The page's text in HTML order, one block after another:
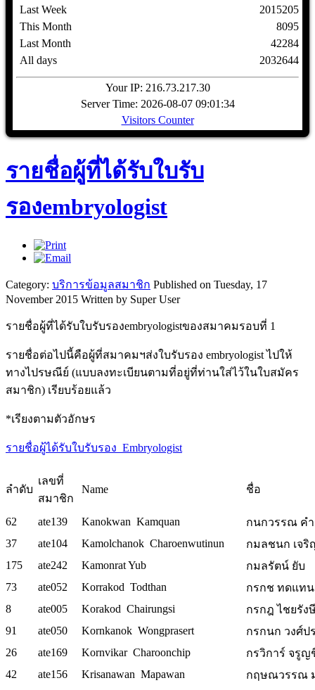
Last Week
This Month
Last Month
All days
2015205
8095
42284
2032644
Your IP: 216.73.217.30
Server Time: 2026-08-07 09:01:34
Visitors Counter
รายชื่อผู้ที่ได้รับใบรับ
รองembryologist
Category: บริการข้อมูลสมาชิก Published on Tuesday, 17
November 2015 Written by Super User
รายชื่อผู้ที่ได้รับใบรับรองembryologistของสมาคมรอบที่ 1
รายชื่อต่อไปนี้คือผู้ที่สมาคมฯส่งใบรับรอง embryologist ไปให้
ทางไปรษณีย์ (แบบลงทะเบียนตามที่อยู่ที่ท่านใส่ไว้ในใบสมัคร
สมาชิก) เรียบร้อยแล้ว
*เรียงตามตัวอักษร
รายชื่อผู้ได้รับใบรับรอง_Embryologist
ลำดับ
เลขที่
สมาชิก
Name ชื่อ
62 ate139 Kanokwan Kamquan
กนกวรรณ ค
37
ate104 Kamolchanok Charoenwutinun
กมลชนก เจ
175
ate242 Kamonrat Yub
กมลรัตน์ ยับ
73
ate052 Korrakod Todthan
กรกช ทดแทน
8
ate005 Korakod Chairungsi
กรกฎ ไชยรัง
91
ate050 Kornkanok Wongprasert
กรกนก วงศ์ป
26
ate169 Kornvikar Charoonchip
กรวิการ์ จรูญ
42
ate156 Krisanawan Mapawan
กฤษณวรรณ